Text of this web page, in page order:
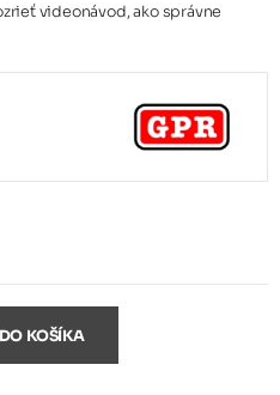
videonávod, ako správne
KOŠÍKA